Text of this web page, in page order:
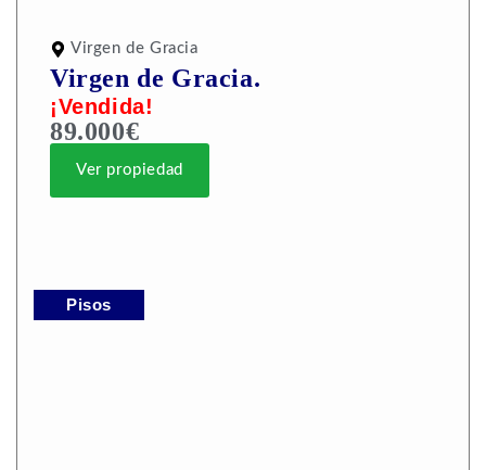
Virgen de Gracia
Virgen de Gracia.
¡Vendida!
89.000€
Ver propiedad
Pisos